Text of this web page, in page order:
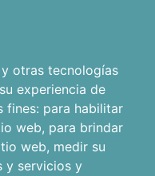
otras tecnologías
experiencia de
fines: para habilitar
web, para brindar
web, medir su
y servicios y